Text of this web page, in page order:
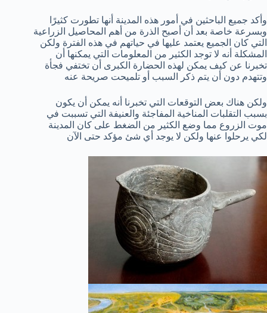
وأكد جميع الباحثين في أمور هذه المدينة أنها تطورت كثيرًا
وبسرعة خاصة بعد أن أصبح الذرة من أهم المحاصيل الزراعية
التي كان الجميع يعتمد عليها في حياتهم في هذه الفترة ولكن
المشكلة أنه لا توجد الكثير من المعلومات التي يمكنها أن
تخبرنا عن كيف يمكن لهذه الحضارة الكبرى أن تختفي فجأة
وتتهدم دون أن يتم ذكر السبب أو تلميحت صريحة عنه
ولكن هناك بعض التوقعات التي تخبرنا أنه يمكن أن يكون
بسبب التقلبات المناخية المفاجئة والعنيفة التي تسببت في
موت الزروع مما وضع الكثير من الضغط على كان المدينة
لكي يرحلوا عنها ولكن لا يوجد أي شئ مؤكد حتى الآن